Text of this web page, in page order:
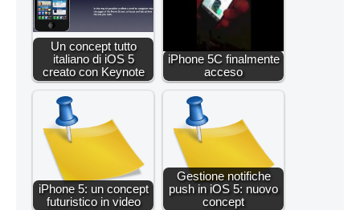
Un concept tutto
italiano di iOS 5
creato con Keynote
iPhone 5C finalmente
acceso
iPhone 5: un concept
futuristico in video
Gestione notifiche
push in iOS 5: nuovo
concept